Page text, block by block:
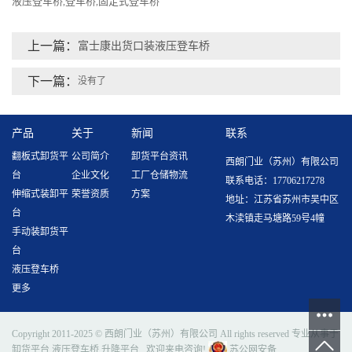
上一篇： 富士康出货口装液压登车桥
下一篇： 没有了
产品
翻板式卸货平
台
伸缩式装卸平
台
手动装卸货平
台
液压登车桥
更多
关于
公司简介
企业文化
荣誉资质
新闻
卸货平台资讯
工厂仓储物流
方案
联系
西朗门业（苏州）有限公司
联系电话：17706217278
地址：江苏省苏州市吴中区
木渎镇走马塘路59号4幢
Copyright 2011-2025 © 西朗门业（苏州）有限公司 All rights reserved 专业从事于
卸货平台 液压登车桥 升降平台 , 欢迎来电咨询! 苏公网安备